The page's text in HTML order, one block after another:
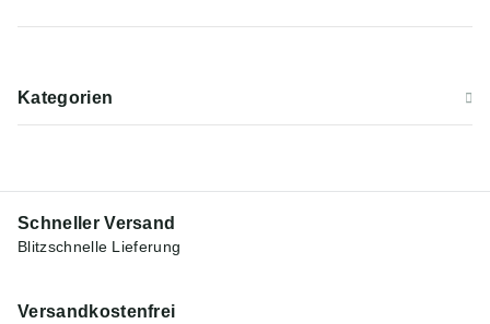
Kategorien
Schneller Versand
Blitzschnelle Lieferung
Versandkostenfrei